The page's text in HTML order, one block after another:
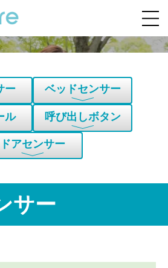
ー ベッドセンサー
ル 呼び出しボタン
ドアセンサー
サー